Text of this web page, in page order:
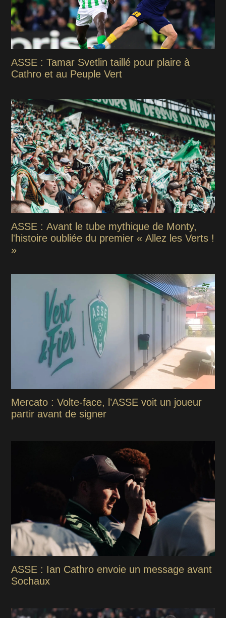
ASSE : Tamar Svetlin taillé pour plaire à
Cathro et au Peuple Vert
ASSE : Avant le tube mythique de Monty,
l'histoire oubliée du premier « Allez les Verts !
»
Mercato : Volte-face, l’ASSE voit un joueur
partir avant de signer
ASSE : Ian Cathro envoie un message avant
Sochaux